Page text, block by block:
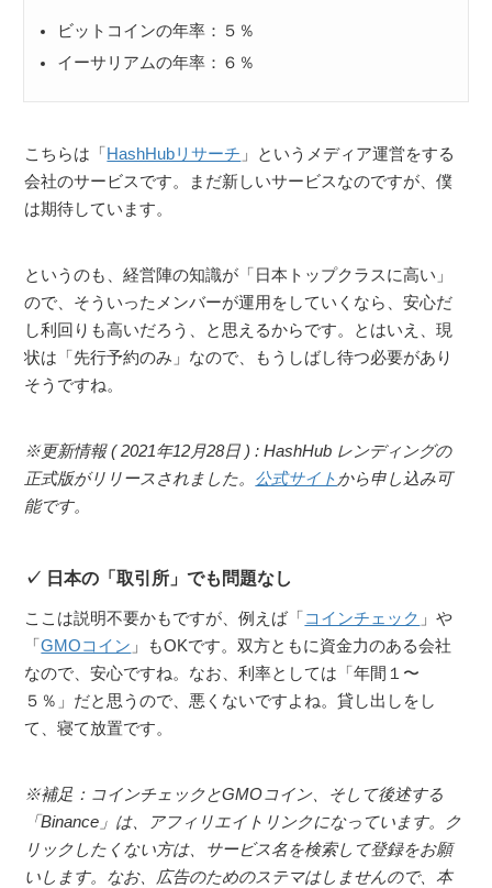
ビットコインの年率：５％
イーサリアムの年率：６％
こちらは「HashHubリサーチ 」というメディア運営をする
会社のサービスです。まだ新しいサービスなのですが、僕
は期待しています。
というのも、経営陣の知識が「日本トップクラスに高い」
ので、そういったメンバーが運用をしていくなら、安心だ
し利回りも高いだろう、と思えるからです。とはいえ、現
状は「先行予約のみ」なので、もうしばし待つ必要があり
そうですね。
※更新情報 ( 2021年12月28日 ) : HashHub レンディングの
正式版がリリースされました。 公式サイト から申し込み可
能です。
日本の「取引所」でも問題なし
ここは説明不要かもですが、例えば「コインチェック 」や
「GMOコイン 」もOKです。双方ともに資金力のある会社
なので、安心ですね。なお、利率としては「年間１〜
５％」だと思うので、悪くないですよね。貸し出しをし
て、寝て放置です。
※補足：コインチェックとGMOコイン、そして後述する
「Binance」は、アフィリエイトリンクになっています。ク
リックしたくない方は、サービス名を検索して登録をお願
いします。なお、広告のためのステマはしませんので、本